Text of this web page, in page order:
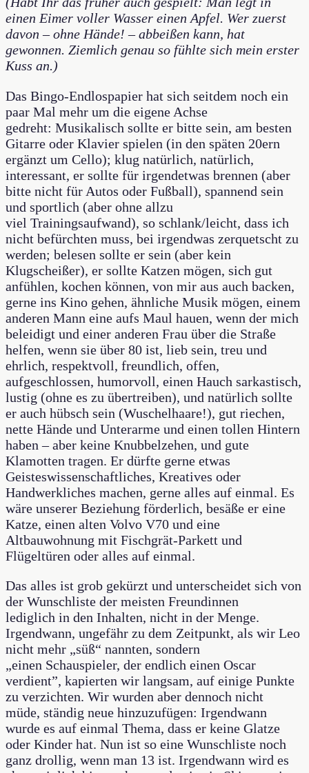
einen Eimer voller Wasser einen Apfel. Wer zuerst
davon – ohne Hände! – abbeißen kann, hat
gewonnen. Ziemlich genau so fühlte sich mein erster
Kuss an.)
Das Bingo-Endlospapier hat sich seitdem noch ein
paar Mal mehr um die eigene Achse
gedreht: Musikalisch sollte er bitte sein, am besten
Gitarre oder Klavier spielen (in den späten 20ern
ergänzt um Cello); klug natürlich, natürlich,
interessant, er sollte für irgendetwas brennen (aber
bitte nicht für Autos oder Fußball), spannend sein
und sportlich (aber ohne allzu
viel Trainingsaufwand), so schlank/leicht, dass ich
nicht befürchten muss, bei irgendwas zerquetscht zu
werden; belesen sollte er sein (aber kein
Klugscheißer), er sollte Katzen mögen, sich gut
anfühlen, kochen können, von mir aus auch backen,
gerne ins Kino gehen, ähnliche Musik mögen, einem
anderen Mann eine aufs Maul hauen, wenn der mich
beleidigt und einer anderen Frau über die Straße
helfen, wenn sie über 80 ist, lieb sein, treu und
ehrlich, respektvoll, freundlich, offen,
aufgeschlossen, humorvoll, einen Hauch sarkastisch,
lustig (ohne es zu übertreiben), und natürlich sollte
er auch hübsch sein (Wuschelhaare!), gut riechen,
nette Hände und Unterarme und einen tollen Hintern
haben – aber keine Knubbelzehen, und gute
Klamotten tragen. Er dürfte gerne etwas
Geisteswissenschaftliches, Kreatives oder
Handwerkliches machen, gerne alles auf einmal. Es
wäre unserer Beziehung förderlich, besäße er eine
Katze, einen alten Volvo V70 und eine
Altbauwohnung mit Fischgrät-Parkett und
Flügeltüren oder alles auf einmal.
Das alles ist grob gekürzt und unterscheidet sich von
der Wunschliste der meisten Freundinnen
lediglich in den Inhalten, nicht in der Menge.
Irgendwann, ungefähr zu dem Zeitpunkt, als wir Leo
nicht mehr „süß“ nannten, sondern
„einen Schauspieler, der endlich einen Oscar
verdient”, kapierten wir langsam, auf einige Punkte
zu verzichten. Wir wurden aber dennoch nicht
müde, ständig neue hinzuzufügen: Irgendwann
wurde es auf einmal Thema, dass er keine Glatze
oder Kinder hat. Nun ist so eine Wunschliste noch
ganz drollig, wenn man 13 ist. Irgendwann wird es